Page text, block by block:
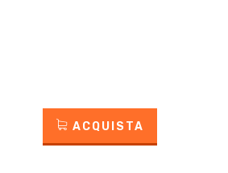
ACQUISTA